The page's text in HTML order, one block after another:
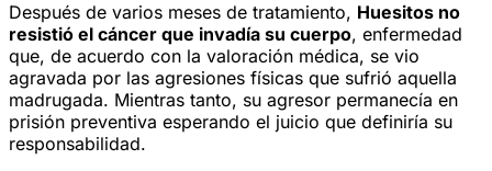
Después de varios meses de tratamiento, Huesitos no
resistió el cáncer que invadía su cuerpo, enfermedad
que, de acuerdo con la valoración médica, se vio
agravada por las agresiones físicas que sufrió aquella
madrugada. Mientras tanto, su agresor permanecía en
prisión preventiva esperando el juicio que definiría su
responsabilidad.